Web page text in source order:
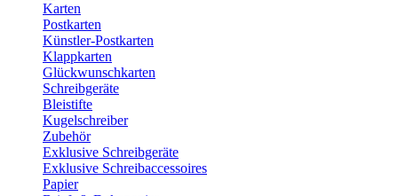
Karten
Postkarten
Künstler-Postkarten
Klappkarten
Glückwunschkarten
Schreibgeräte
Bleistifte
Kugelschreiber
Zubehör
Exklusive Schreibgeräte
Exklusive Schreibaccessoires
Papier